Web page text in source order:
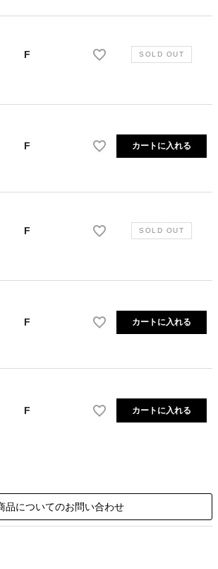
F
F カートに入れる
F
F カートに入れる
F カートに入れる
品についてのお問い合わせ